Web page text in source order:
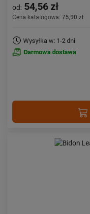
od: 54,56 zł
Cena katalogowa: 75,90 zł
Wysyłka w: 1-2 dni
Darmowa dostawa